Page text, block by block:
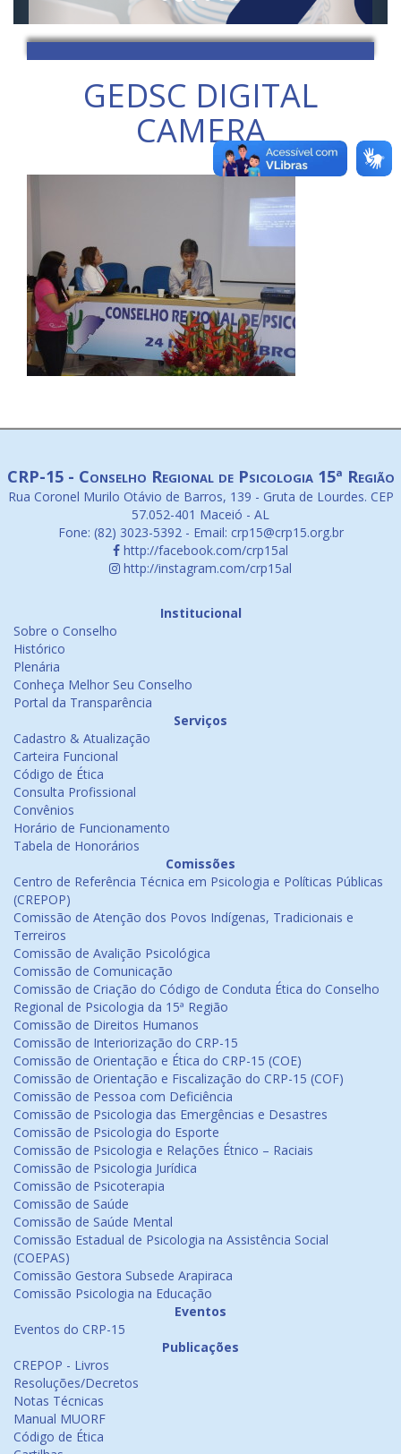
GEDSC DIGITAL
CAMERA
CRP-15 - Conselho Regional de Psicologia 15ª Região
Rua Coronel Murilo Otávio de Barros, 139 - Gruta de Lourdes. CEP
57.052-401 Maceió - AL
Fone: (82) 3023-5392 - Email: crp15@crp15.org.br
http://facebook.com/crp15al
http://instagram.com/crp15al
Institucional
Sobre o Conselho
Histórico
Plenária
Conheça Melhor Seu Conselho
Portal da Transparência
Serviços
Cadastro & Atualização
Carteira Funcional
Código de Ética
Consulta Profissional
Convênios
Horário de Funcionamento
Tabela de Honorários
Comissões
Centro de Referência Técnica em Psicologia e Políticas Públicas
(CREPOP)
Comissão de Atenção dos Povos Indígenas, Tradicionais e
Terreiros
Comissão de Avalição Psicológica
Comissão de Comunicação
Comissão de Criação do Código de Conduta Ética do Conselho
Regional de Psicologia da 15ª Região
Comissão de Direitos Humanos
Comissão de Interiorização do CRP-15
Comissão de Orientação e Ética do CRP-15 (COE)
Comissão de Orientação e Fiscalização do CRP-15 (COF)
Comissão de Pessoa com Deficiência
Comissão de Psicologia das Emergências e Desastres
Comissão de Psicologia do Esporte
Comissão de Psicologia e Relações Étnico – Raciais
Comissão de Psicologia Jurídica
Comissão de Psicoterapia
Comissão de Saúde
Comissão de Saúde Mental
Comissão Estadual de Psicologia na Assistência Social
(COEPAS)
Comissão Gestora Subsede Arapiraca
Comissão Psicologia na Educação
Eventos
Eventos do CRP-15
Publicações
CREPOP - Livros
Resoluções/Decretos
Notas Técnicas
Manual MUORF
Código de Ética